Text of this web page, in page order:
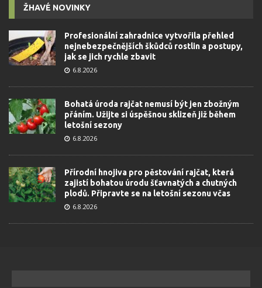
ŽHAVÉ NOVINKY
Profesionální zahradnice vytvořila přehled
nejnebezpečnějších škůdců rostlin a postupy,
jak se jich rychle zbavit
6.8.2026
Bohatá úroda rajčat nemusí být jen zbožným
přáním. Užijte si úspěšnou sklizeň již během
letošní sezony
6.8.2026
Přírodní hnojiva pro pěstování rajčat, která
zajistí bohatou úrodu šťavnatých a chutných
plodů. Připravte se na letošní sezonu včas
6.8.2026